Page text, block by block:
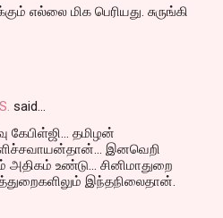
எல்லை மிக பெரியது. சுருங்கி
said…
கேபிள்ஜி... தமிழன்
இனவெறி
அதிகம் உண்டு... சினிமாதுறை
இந்தநிலைதான்.